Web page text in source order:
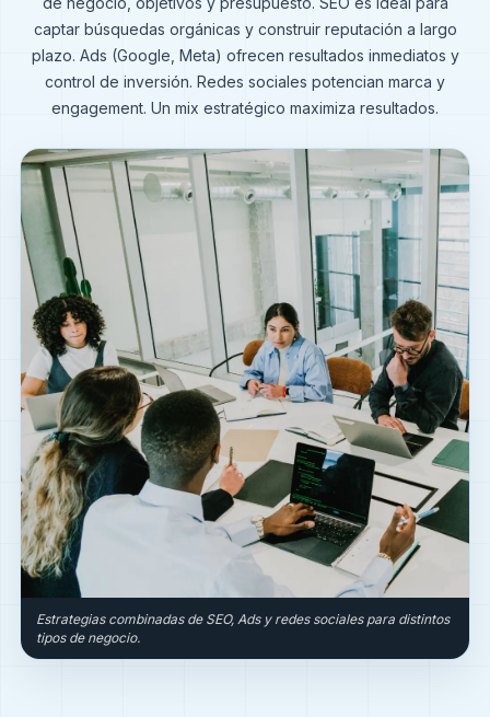
captar búsquedas orgánicas y construir reputación a largo
plazo. Ads (Google, Meta) ofrecen resultados inmediatos y
control de inversión. Redes sociales potencian marca y
engagement. Un mix estratégico maximiza resultados.
Estrategias combinadas de SEO, Ads y redes sociales para distintos
tipos de negocio.